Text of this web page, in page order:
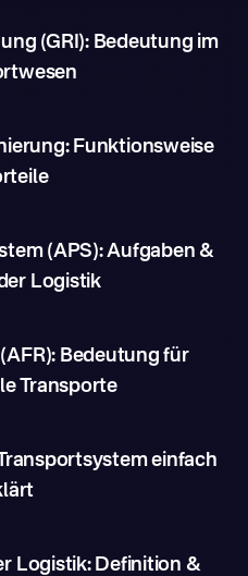
(GRI): Bedeutung im
Funktionsweise
(APS): Aufgaben &
Logistik
Bedeutung für
Transporte
einfach
Logistik: Definition &